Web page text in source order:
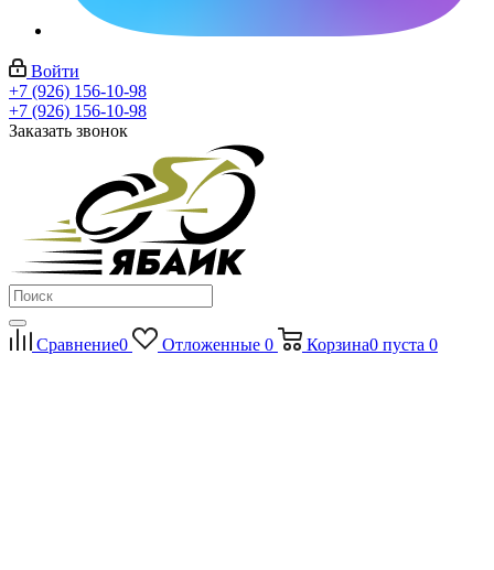
Войти
+7 (926) 156-10-98
+7 (926) 156-10-98
Заказать звонок
Сравнение0 Отложенные 0 Корзина0 пуста 0